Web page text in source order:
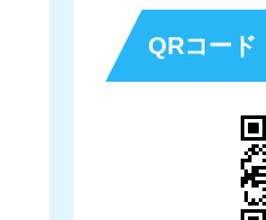
QRコード